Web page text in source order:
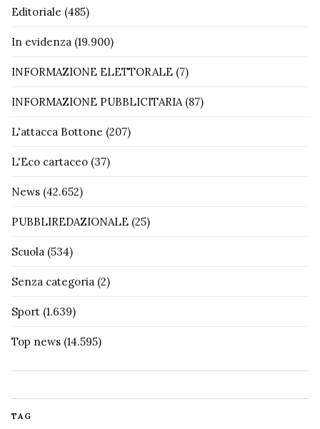
Editoriale (485)
In evidenza (19.900)
INFORMAZIONE ELETTORALE (7)
INFORMAZIONE PUBBLICITARIA(87)
L'attacca Bottone (207)
L'Eco cartaceo (37)
News (42.652)
PUBBLIREDAZIONALE (25)
Scuola (534)
Senza categoria (2)
Sport (1.639)
Top news (14.595)
TAG